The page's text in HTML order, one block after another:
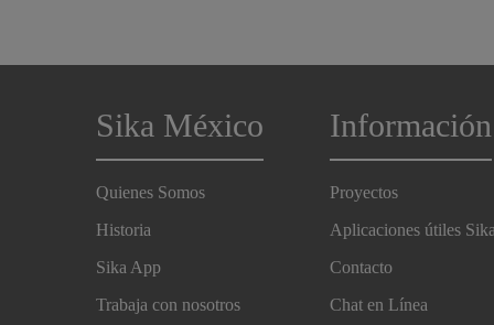
Sika México
Quienes Somos
Historia
Sika App
Trabaja con nosotros
Información
Proyectos
Aplicaciones útiles Sika
Contacto
Chat en Línea